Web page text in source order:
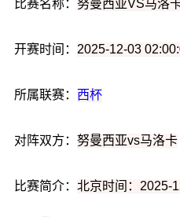
比赛名称： 努曼西亚VS马洛
开赛时间： 2025-12-03
所属联赛： 西杯
对阵双方： 努曼西亚vs马洛卡
比赛简介： 北京时间：2025-